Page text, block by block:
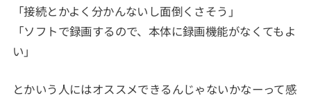
「接続とかよく分かんないし面倒くさそう」
「ソフトで録画するので、本体に録画機能がなくてもよ
い」
とかいう人にはオススメできるんじゃないかなーって感